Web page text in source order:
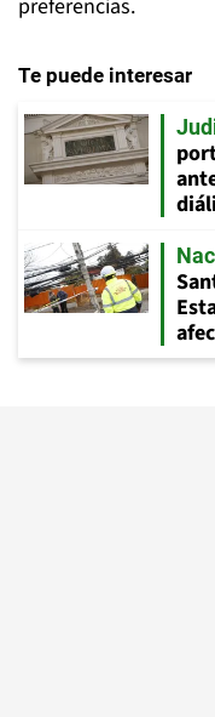
preferencias.
Te puede interesar